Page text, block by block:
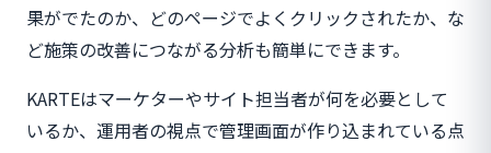
果がでたのか、どのページでよくクリックされたか、な
ど施策の改善につながる分析も簡単にできます。
KARTEはマーケターやサイト担当者が何を必要として
いるか、運用者の視点で管理画面が作り込まれている点